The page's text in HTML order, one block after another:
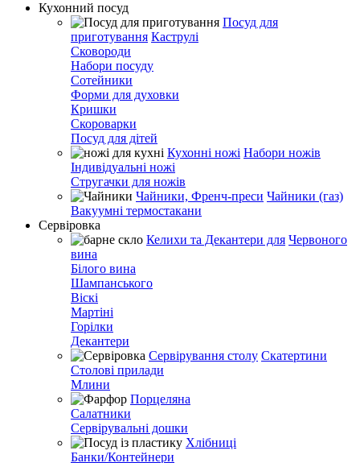
Кухонний посуд
Посуд для
приготування Каструлі
Сковороди
Набори посуду
Сотейники
Форми для духовки
Кришки
Скороварки
Посуд для дітей
Кухонні ножі Набори ножів
Індивідуальні ножі
Стругачки для ножів
Чайники, Френч-преси Чайники (газ)
Вакуумні термостакани
Сервіровка
Келихи та Декантери для Червоного
вина
Білого вина
Шампанського
Віскі
Мартіні
Горілки
Декантери
Сервірування столу Скатертини
Столові прилади
Млини
Порцеляна
Салатники
Сервірувальні дошки
Хлібниці
Банки/Контейнери